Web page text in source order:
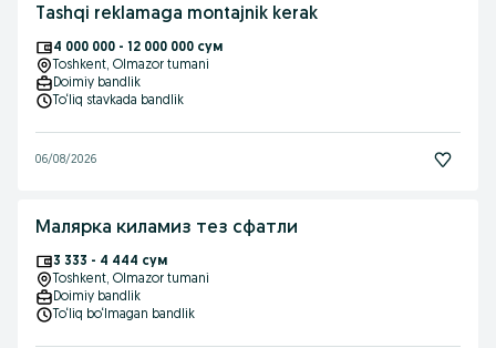
Tashqi reklamaga montajnik kerak
4 000 000 - 12 000 000 сум
Toshkent, Olmazor tumani
Doimiy bandlik
To‘liq stavkada bandlik
06/08/2026
Малярка киламиз тез сфатли
3 333 - 4 444 сум
Toshkent, Olmazor tumani
Doimiy bandlik
To‘liq bo‘lmagan bandlik